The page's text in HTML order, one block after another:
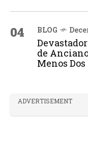
04 BLOG
de
Menos
ADVERTISEMENT